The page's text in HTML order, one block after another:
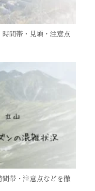
時間帯・見頃・注意点
間帯・注意点などを徹